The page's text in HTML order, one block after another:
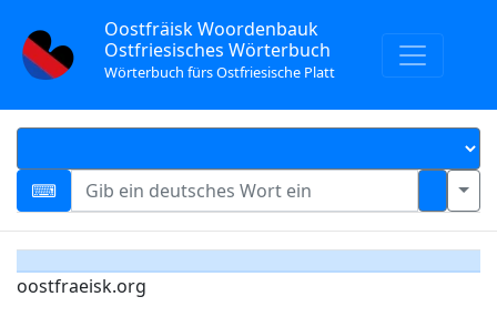
Oostfräisk Woordenbauk
Ostfriesisches Wörterbuch
Wörterbuch fürs Ostfriesische Platt
oostfraeisk.org